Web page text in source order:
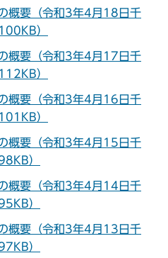
概要（令和3年4月18日千
）
概要（令和3年4月17日千
）
概要（令和3年4月16日千
）
概要（令和3年4月15日千
）
概要（令和3年4月14日千
）
概要（令和3年4月13日千
）